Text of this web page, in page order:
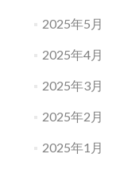
2025年5月
2025年4月
2025年3月
2025年2月
2025年1月